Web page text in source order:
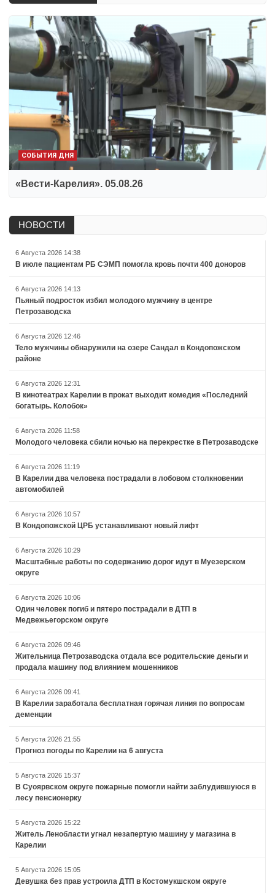
СОБЫТИЯ ДНЯ
«Вести-Карелия». 05.08.26
НОВОСТИ
6 Августа 2026 14:38
В июле пациентам РБ СЭМП помогла кровь почти 400 доноров
6 Августа 2026 14:13
Пьяный подросток избил молодого мужчину в центре
Петрозаводска
6 Августа 2026 12:46
Тело мужчины обнаружили на озере Сандал в Кондопожском
районе
6 Августа 2026 12:31
В кинотеатрах Карелии в прокат выходит комедия «Последний
богатырь. Колобок»
6 Августа 2026 11:58
Молодого человека сбили ночью на перекрестке в Петрозаводске
6 Августа 2026 11:19
В Карелии два человека пострадали в лобовом столкновении
автомобилей
6 Августа 2026 10:57
В Кондопожской ЦРБ устанавливают новый лифт
6 Августа 2026 10:29
Масштабные работы по содержанию дорог идут в Муезерском
округе
6 Августа 2026 10:06
Один человек погиб и пятеро пострадали в ДТП в
Медвежьегорском округе
6 Августа 2026 09:46
Жительница Петрозаводска отдала все родительские деньги и
продала машину под влиянием мошенников
6 Августа 2026 09:41
В Карелии заработала бесплатная горячая линия по вопросам
деменции
5 Августа 2026 21:55
Прогноз погоды по Карелии на 6 августа
5 Августа 2026 15:37
В Суоярвском округе пожарные помогли найти заблудившуюся в
лесу пенсионерку
5 Августа 2026 15:22
Житель Ленобласти угнал незапертую машину у магазина в
Карелии
5 Августа 2026 15:05
Девушка без прав устроила ДТП в Костомукшском округе